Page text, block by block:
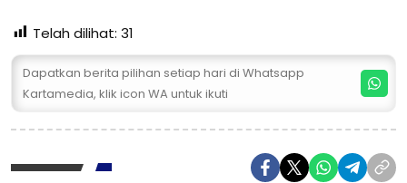
Telah dilihat: 31
Dapatkan berita pilihan setiap hari di Whatsapp
Kartamedia, klik icon WA untuk ikuti